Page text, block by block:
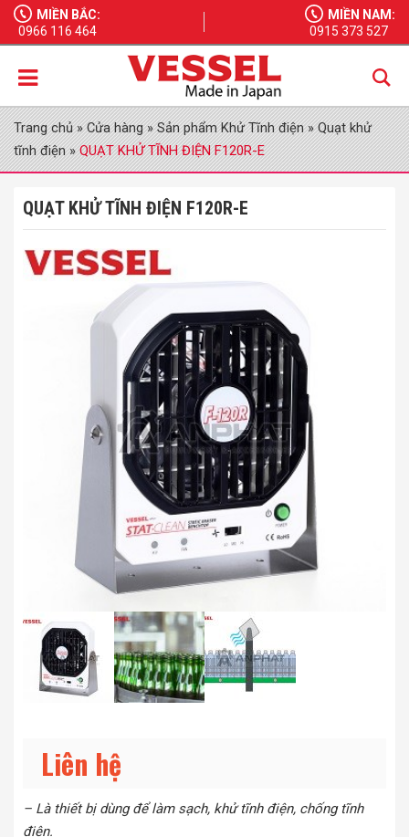
MIỀN BẮC:
0966 116 464
MIỀN NAM:
0915 373 527
Trang chủ»Cửa hàng»Sản phẩm Khử Tĩnh điện»Quạt khử
tĩnh điện»QUẠT KHỬ TĨNH ĐIỆN F120R-E
QUẠT KHỬ TĨNH ĐIỆN F120R-E
Liên hệ
– Là thiết bị dùng để làm sạch, khử tĩnh điện, chống tĩnh
điện.